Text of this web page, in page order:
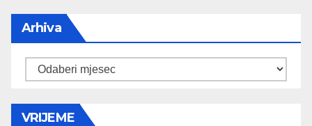
Arhiva
Arhiva
VRIJEME